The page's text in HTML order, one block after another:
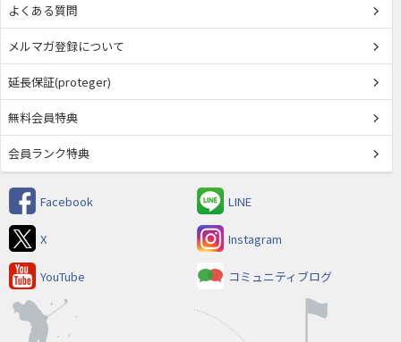
よくある質問
メルマガ登録について
延長保証(proteger)
無料会員特典
会員ランク特典
Facebook LINE
X Instagram
YouTube コミュニティブログ